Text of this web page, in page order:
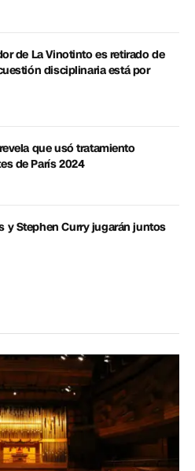
de La Vinotinto es retirado de
disciplinaria está por
que usó tratamiento
de París 2024
y Stephen Curry jugarán juntos